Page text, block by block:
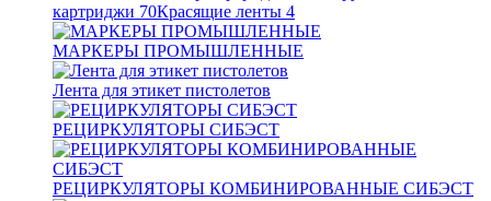
картриджи 70Красящие ленты 4
МАРКЕРЫ ПРОМЫШЛЕННЫЕ
Лента для этикет пистолетов
РЕЦИРКУЛЯТОРЫ СИБЭСТ
РЕЦИРКУЛЯТОРЫ КОМБИНИРОВАННЫЕ СИБЭСТ